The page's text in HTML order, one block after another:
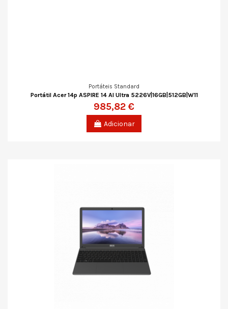
Portáteis Standard
Portátil Acer 14p ASPIRE 14 AI Ultra 5226V|16GB|512GB|W11
985,82 €
Adicionar